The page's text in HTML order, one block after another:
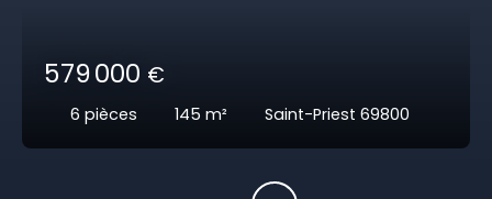
579 000 €
6 pièces 145 m² Saint-Priest 69800